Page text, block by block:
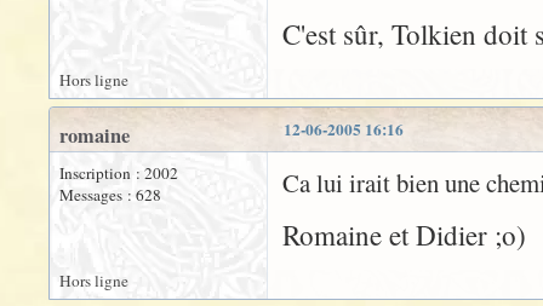
C'est sûr, Tolkien doit
Hors ligne
12-06-2005 16:16
romaine
Inscription : 2002
Messages : 628
Ca lui irait bien une
Romaine et Didier ;o)
Hors ligne